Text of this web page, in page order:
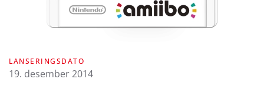
LANSERINGSDATO
19. desember 2014